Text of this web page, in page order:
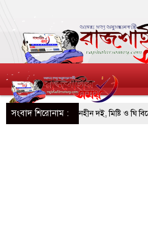
সংবাদ শিরোনাম :
অনুমোদনহীন দই, মিষ্টি ও ঘি